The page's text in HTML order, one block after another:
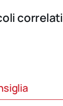
correlati